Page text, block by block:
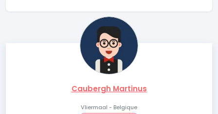
Caubergh Martinus
Vliermaal - Belgique